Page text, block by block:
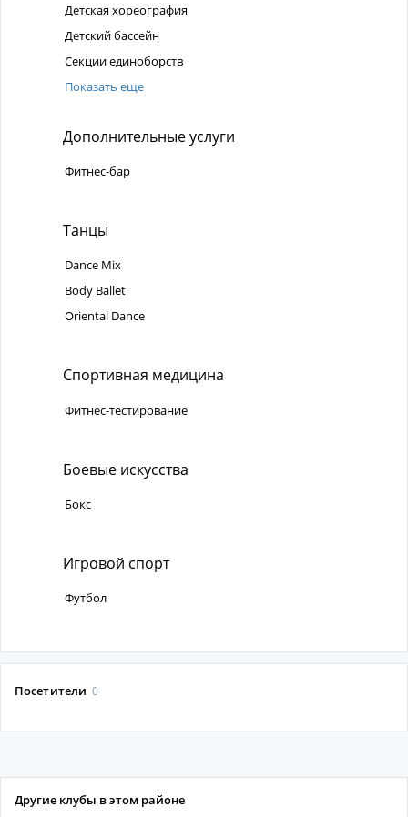
Детская хореография
Детский бассейн
Секции единоборств
Показать еще
Дополнительные услуги
Фитнес-бар
Танцы
Dance Mix
Body Ballet
Oriental Dance
Спортивная медицина
Фитнес-тестирование
Боевые искусства
Бокс
Игровой спорт
Футбол
Посетители 0
Другие клубы в этом районе